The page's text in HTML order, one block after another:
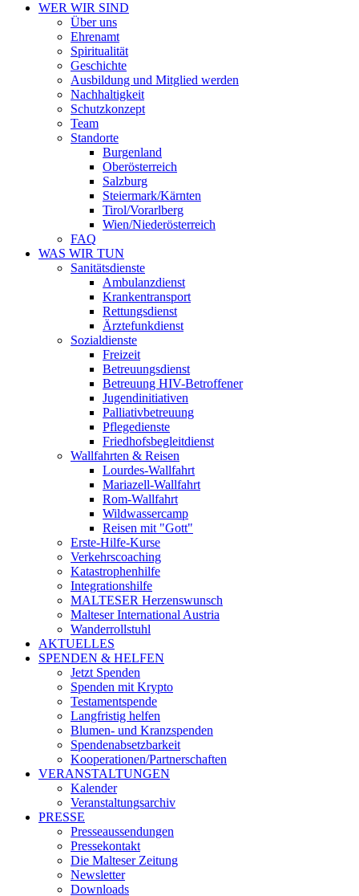
WER WIR SIND
Über uns
Ehrenamt
Spiritualität
Geschichte
Ausbildung und Mitglied werden
Nachhaltigkeit
Schutzkonzept
Team
Standorte
Burgenland
Oberösterreich
Salzburg
Steiermark/Kärnten
Tirol/Vorarlberg
Wien/Niederösterreich
FAQ
WAS WIR TUN
Sanitätsdienste
Ambulanzdienst
Krankentransport
Rettungsdienst
Ärztefunkdienst
Sozialdienste
Freizeit
Betreuungsdienst
Betreuung HIV-Betroffener
Jugendinitiativen
Palliativbetreuung
Pflegedienste
Friedhofsbegleitdienst
Wallfahrten & Reisen
Lourdes-Wallfahrt
Mariazell-Wallfahrt
Rom-Wallfahrt
Wildwassercamp
Reisen mit "Gott"
Erste-Hilfe-Kurse
Verkehrscoaching
Katastrophenhilfe
Integrationshilfe
MALTESER Herzenswunsch
Malteser International Austria
Wanderrollstuhl
AKTUELLES
SPENDEN & HELFEN
Jetzt Spenden
Spenden mit Krypto
Testamentspende
Langfristig helfen
Blumen- und Kranzspenden
Spendenabsetzbarkeit
Kooperationen/Partnerschaften
VERANSTALTUNGEN
Kalender
Veranstaltungsarchiv
PRESSE
Presseaussendungen
Pressekontakt
Die Malteser Zeitung
Newsletter
Downloads